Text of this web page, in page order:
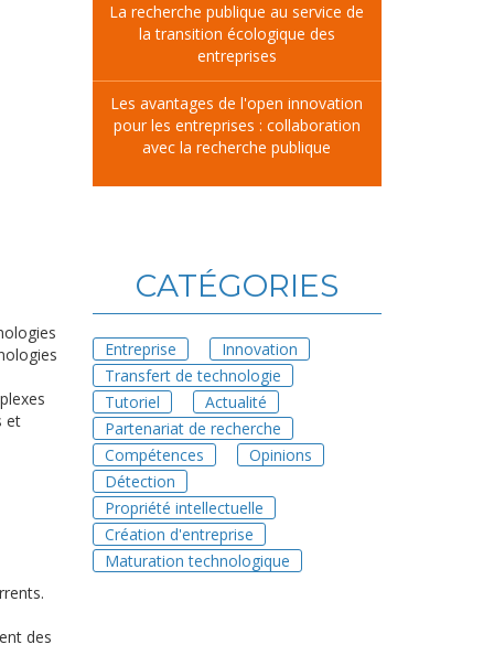
et
des
La recherche publique au service de
la transition écologique des
entreprises
Les avantages de l'open innovation
pour les entreprises : collaboration
avec la recherche publique
CATÉGORIES
Entreprise
Innovation
Transfert de technologie
Tutoriel
Actualité
Partenariat de recherche
Compétences
Opinions
Détection
Propriété intellectuelle
Création d'entreprise
Maturation technologique